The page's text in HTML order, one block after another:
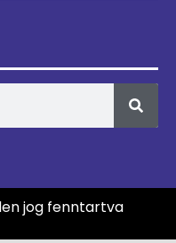
jog fenntartva